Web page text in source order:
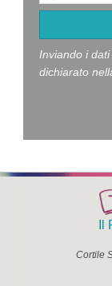
Inviando i
dichiarato
Cortile